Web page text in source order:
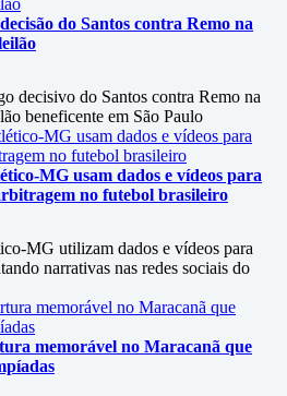
do Santos contra Remo na
decisivo do Santos contra Remo na
beneficente em São Paulo
MG usam dados e vídeos para
no futebol brasileiro
MG utilizam dados e vídeos para
narrativas nas redes sociais do
memorável no Maracanã que